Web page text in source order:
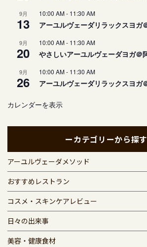
9月
13
10:00 AM- 11:30 AM
アーユルヴェーダリラックスヨガ
9月
20
10:00 AM- 11:30 AM
やさしいアーユルヴェーダヨガ＠
9月
26
10:00 AM- 11:30 AM
アーユルヴェーダリラックスヨガ
カレンダーを表示
ーカテゴリーから探
アーユルヴェーダメソッド
おすすめレストラン
コスメ・スキンケアレビュー
日々の出来事
美容・健康食材